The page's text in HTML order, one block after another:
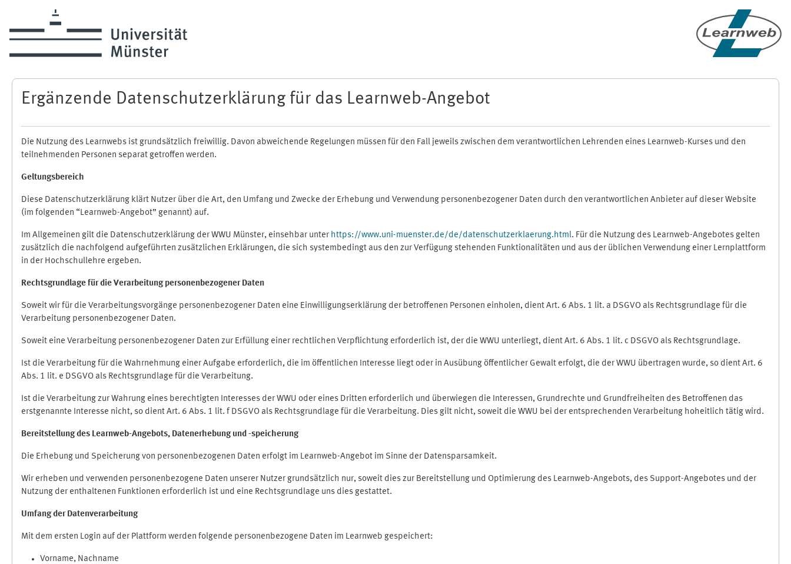
Ergänzende Datenschutzerklärung für das Learnweb-Angebot
Die Nutzung des Learnwebs ist grundsätzlich freiwillig. Davon abweichende Regelungen müssen für den Fall jeweils zwischen dem verantwortlichen Lehrenden eines Learnweb-Kurses und den
teilnehmenden Personen separat getroffen werden.
Geltungsbereich
Diese Datenschutzerklärung klärt Nutzer über die Art, den Umfang und Zwecke der Erhebung und Verwendung personenbezogener Daten durch den verantwortlichen Anbieter auf dieser Website
(im folgenden “Learnweb-Angebot” genannt) auf.
Im Allgemeinen gilt die Datenschutzerklärung der WWU Münster, einsehbar unter https://www.uni-muenster.de/de/datenschutzerklaerung.html. Für die Nutzung des Learnweb-Angebotes gelten
zusätzlich die nachfolgend aufgeführten zusätzlichen Erklärungen, die sich systembedingt aus den zur Verfügung stehenden Funktionalitäten und aus der üblichen Verwendung einer Lernplattform
in der Hochschullehre ergeben.
Rechtsgrundlage für die Verarbeitung personenbezogener Daten
Soweit wir für die Verarbeitungsvorgänge personenbezogener Daten eine Einwilligungserklärung der betroffenen Personen einholen, dient Art. 6 Abs. 1 lit. a DSGVO als Rechtsgrundlage für die
Verarbeitung personenbezogener Daten.
Soweit eine Verarbeitung personenbezogener Daten zur Erfüllung einer rechtlichen Verpflichtung erforderlich ist, der die WWU unterliegt, dient Art. 6 Abs. 1 lit. c DSGVO als Rechtsgrundlage.
Ist die Verarbeitung für die Wahrnehmung einer Aufgabe erforderlich, die im öffentlichen Interesse liegt oder in Ausübung öffentlicher Gewalt erfolgt, die der WWU übertragen wurde, so dient Art. 6
Abs. 1 lit. e DSGVO als Rechtsgrundlage für die Verarbeitung.
Ist die Verarbeitung zur Wahrung eines berechtigten Interesses der WWU oder eines Dritten erforderlich und überwiegen die Interessen, Grundrechte und Grundfreiheiten des Betroffenen das
erstgenannte Interesse nicht, so dient Art. 6 Abs. 1 lit. f DSGVO als Rechtsgrundlage für die Verarbeitung. Dies gilt nicht, soweit die WWU bei der entsprechenden Verarbeitung hoheitlich tätig wird.
Bereitstellung des Learnweb-Angebots, Datenerhebung und -speicherung
Die Erhebung und Speicherung von personenbezogenen Daten erfolgt im Learnweb-Angebot im Sinne der Datensparsamkeit.
Wir erheben und verwenden personenbezogene Daten unserer Nutzer grundsätzlich nur, soweit dies zur Bereitstellung und Optimierung des Learnweb-Angebots, des Support-Angebotes und der
Nutzung der enthaltenen Funktionen erforderlich ist und eine Rechtsgrundlage uns dies gestattet.
Umfang der Datenverarbeitung
Mit dem ersten Login auf der Plattform werden folgende personenbezogene Daten im Learnweb gespeichert:
Vorname, Nachname